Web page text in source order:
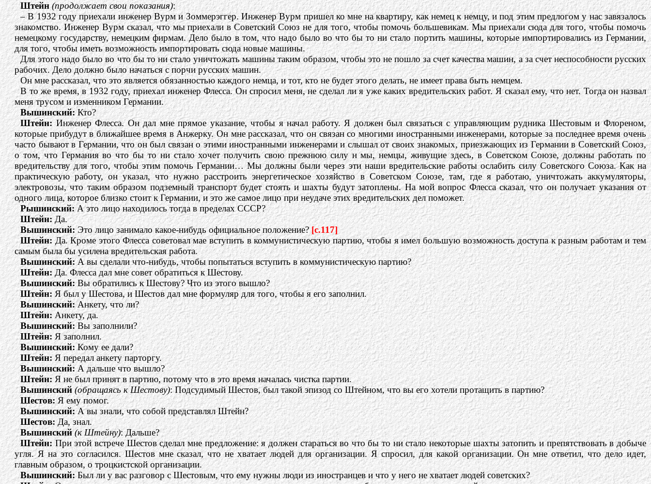
Штейн (продолжает свои показания):
– В 1932 году приехали инженер Вурм и Зоммерэггер. Инженер Вурм пришел ко мне на квартиру, как немец к немцу, и под этим предлогом у нас завязалось
знакомство. Инженер Вурм сказал, что мы приехали в Советский Союз не для того, чтобы помочь большевикам. Мы приехали сюда для того, чтобы помочь
немецкому государству, немецким фирмам. Дело было в том, что надо было во что бы то ни стало портить машины, которые импортировались из Германии,
для того, чтобы иметь возможность импортировать сюда новые машины.
Для этого надо было во что бы то ни стало уничтожать машины таким образом, чтобы это не пошло за счет качества машин, а за счет неспособности русских
рабочих. Дело должно было начаться с порчи русских машин.
Он мне рассказал, что это является обязанностью каждого немца, и тот, кто не будет этого делать, не имеет права быть немцем.
В то же время, в 1932 году, приехал инженер Флесса. Он спросил меня, не сделал ли я уже каких вредительских работ. Я сказал ему, что нет. Тогда он назвал
меня трусом и изменником Германии.
Вышинский:Кто?
Штейн:Инженер Флесса. Он дал мне прямое указание, чтобы я начал работу. Я должен был связаться с управляющим рудника Шестовым и Флореном,
которые прибудут в ближайшее время в Анжерку. Он мне рассказал, что он связан со многими иностранными инженерами, которые за последнее время очень
часто бывают в Германии, что он был связан о этими иностранными инженерами и слышал от своих знакомых, приезжающих из Германии в Советский Союз,
о том, что Германия во что бы то ни стало хочет получить свою прежнюю силу н мы, немцы, живущие здесь, в Советском Союзе, должны работать по
вредительству для того, чтобы этим помочь Германии… Мы должны были через эти наши вредительские работы ослабить силу Советского Союза. Как на
практическую работу, он указал, что нужно расстроить энергетическое хозяйство в Советском Союзе, там, где я работаю, уничтожать аккумуляторы,
электровозы, что таким образом подземный транспорт будет стоять и шахты будут затоплены. На мой вопрос Флесса сказал, что он получает указания от
одного лица, которое близко стоит к Германии, и это же самое лицо при неудаче этих вредительских дел поможет.
Рышинский:А это лицо находилось тогда в пределах СССР?
Штейн:Да.
Вышинский:Это лицо занимало какое-нибудь официальное положение?[c.117]
Штейн:Да. Кроме этого Флесса советовал мае вступить в коммунистическую партию, чтобы я имел большую возможность доступа к разным работам и тем
самым была бы усилена вредительская работа.
Вышинский:А вы сделали что-нибудь, чтобы попытаться вступить в коммунистическую партию?
Штейн:Да. Флесса дал мне совет обратиться к Шестову.
Вышинский:Вы обратились к Шестову? Что из этого вышло?
Штейн:Я был у Шестова, и Шестов дал мне формуляр для того, чтобы я его заполнил.
Вышинский:Анкету, что ли?
Штейн:Анкету, да.
Вышинский:Вы заполнили?
Штейн:Я заполнил.
Вышинский:Кому ее дали?
Штейн:Я передал анкету парторгу.
Вышинский:А дальше что вышло?
Штейн:Я не был принят в партию, потому что в это время началась чистка партии.
Вышинский (обращаясь к Шестову): Подсудимый Шестов, был такой эпизод со Штейном, что вы его хотели протащить в партию?
Шестов:Я ему помог.
Вышинский:А вы знали, что собой представлял Штейн?
Шестов:Да, знал.
Вышинский (к Штейну): Дальше?
Штейн:При этой встрече Шестов сделал мне предложение: я должен стараться во что бы то ни стало некоторые шахты затопить и препятствовать в добыче
угля. Я на это согласился. Шестов мне сказал, что не хватает людей для организации. Я спросил, для какой организации. Он мне ответил, что дело идет,
главным образом, о троцкистской организации.
Вышинский:Был ли у вас разговор с Шестовым, что ему нужны люди из иностранцев и что у него не хватает людей советских?